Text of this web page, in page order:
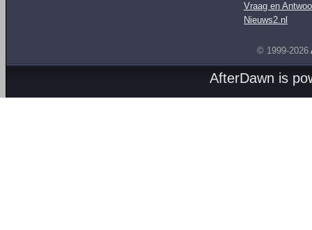
Vraag en
Nieuws2.nl
© 1999-2026
AfterDawn is